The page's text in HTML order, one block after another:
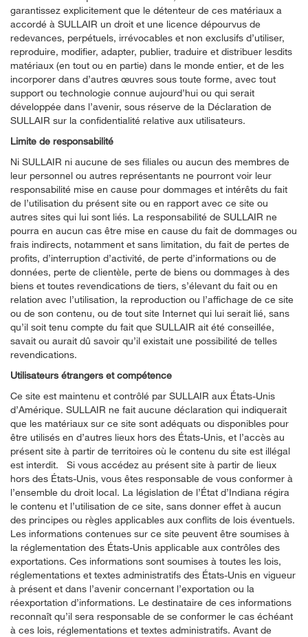
garantissez explicitement que le détenteur de ces matériaux a
accordé à SULLAIR un droit et une licence dépourvus de
redevances, perpétuels, irrévocables et non exclusifs d’utiliser,
reproduire, modifier, adapter, publier, traduire et distribuer lesdits
matériaux (en tout ou en partie) dans le monde entier, et de les
incorporer dans d’autres œuvres sous toute forme, avec tout
support ou technologie connue aujourd’hui ou qui serait
développée dans l’avenir, sous réserve de la Déclaration de
SULLAIR sur la confidentialité relative aux utilisateurs.
Limite de responsabilité
Ni SULLAIR ni aucune de ses filiales ou aucun des membres de
leur personnel ou autres représentants ne pourront voir leur
responsabilité mise en cause pour dommages et intérêts du fait
de l’utilisation du présent site ou en rapport avec ce site ou
autres sites qui lui sont liés. La responsabilité de SULLAIR ne
pourra en aucun cas être mise en cause du fait de dommages ou
frais indirects, notamment et sans limitation, du fait de pertes de
profits, d’interruption d’activité, de perte d’informations ou de
données, perte de clientèle, perte de biens ou dommages à des
biens et toutes revendications de tiers, s’élevant du fait ou en
relation avec l’utilisation, la reproduction ou l’affichage de ce site
ou de son contenu, ou de tout site Internet qui lui serait lié, sans
qu’il soit tenu compte du fait que SULLAIR ait été conseillée,
savait ou aurait dû savoir qu’il existait une possibilité de telles
revendications.
Utilisateurs étrangers et compétence
Ce site est maintenu et contrôlé par SULLAIR aux États-Unis
d’Amérique. SULLAIR ne fait aucune déclaration qui indiquerait
que les matériaux sur ce site sont adéquats ou disponibles pour
être utilisés en d’autres lieux hors des États-Unis, et l’accès au
présent site à partir de territoires où le contenu du site est illégal
est interdit. Si vous accédez au présent site à partir de lieux
hors des États-Unis, vous êtes responsable de vous conformer à
l’ensemble du droit local. La législation de l’État d’Indiana régira
le contenu et l’utilisation de ce site, sans donner effet à aucun
des principes ou règles applicables aux conflits de lois éventuels.
Les informations contenues sur ce site peuvent être soumises à
la réglementation des États-Unis applicable aux contrôles des
exportations. Ces informations sont soumises à toutes les lois,
réglementations et textes administratifs des États-Unis en vigueur
à présent et dans l’avenir concernant l’exportation ou la
réexportation d’informations. Le destinataire de ces informations
reconnaît qu’il sera responsable de se conformer le cas échéant
à ces lois, réglementations et textes administratifs. Avant de